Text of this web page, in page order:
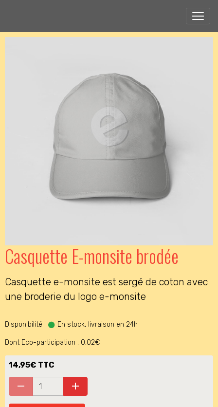
Casquette E-monsite brodée
Casquette e-monsite est sergé de coton avec
une broderie du logo e-monsite
Disponibilité : En stock, livraison en 24h
Dont Eco-participation : 0,02€
14,95€ TTC